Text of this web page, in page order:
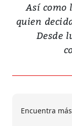
Así como
quien
Desde
Encuentra